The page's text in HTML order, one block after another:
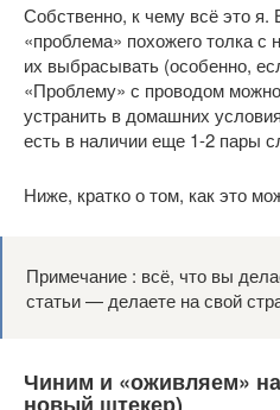
Собственно, к чему всё это я.
«проблема» похожего толка
их выбрасывать (особенно,
«Проблему» с проводом
устранить в домашних
есть в наличии еще 1-2 пары
Ниже, кратко о том, как это
Примечание : всё, что вы
статьи — делаете на свой
Чиним и «оживляем»